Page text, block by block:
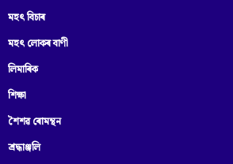
মহৎ বিচাৰ
মহৎ লোকৰ বাণী
লিমাৰিক
শিক্ষা
শৈশৱ ৰোমন্থন
শ্ৰদ্ধাঞ্জলি